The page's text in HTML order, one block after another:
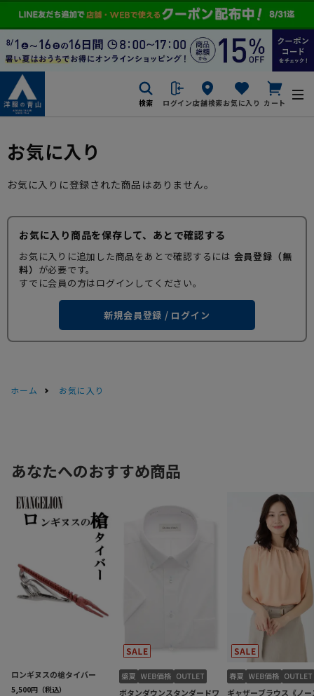
検索 ログイン店舗検索お気に入り カート
お気に入り
お気に入りに登録された商品はありません。
お気に入り商品を保存して、あとで確認する
お気に入りに追加した商品をあとで確認するには 会員登録（無
料） が必要です。
すでに会員の方はログインしてください。
新規会員登録 / ログイン
ホーム お気に入り